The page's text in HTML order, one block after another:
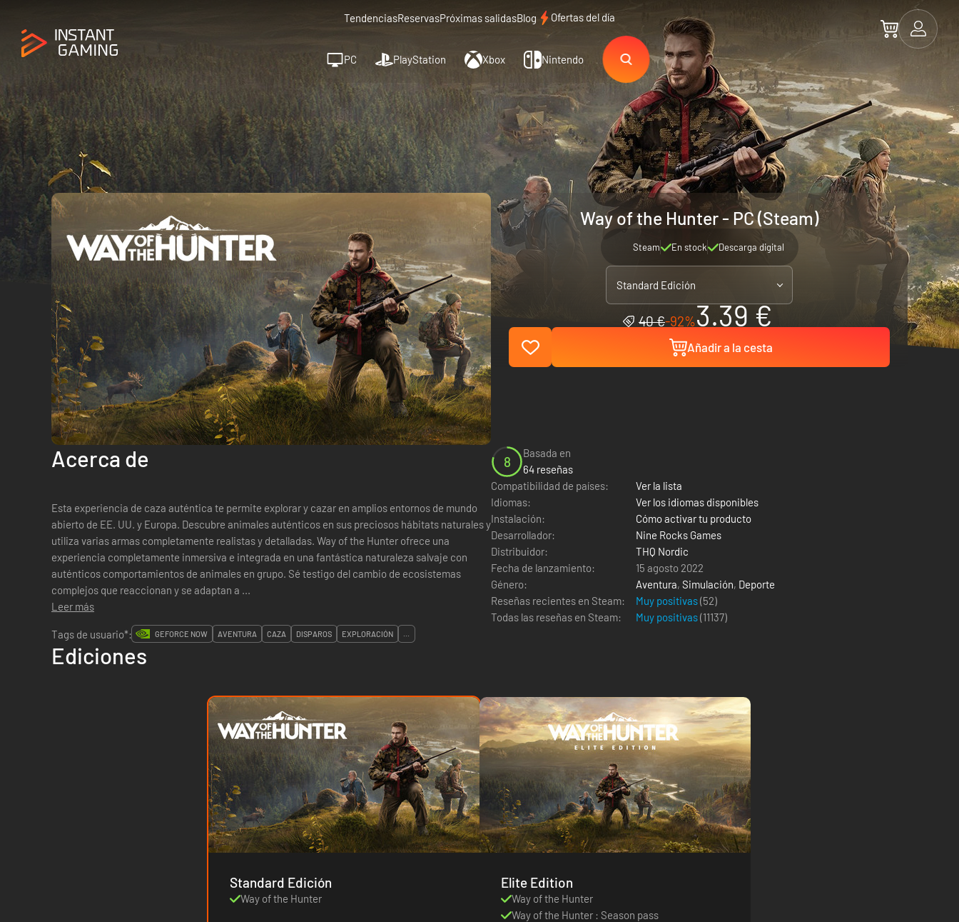
TendenciasReservasPróximas salidasBlog Ofertas del día
PC PlayStation Xbox Nintendo
Way of the Hunter - PC (Steam)
Steam En stock Descarga digital
Standard Edición
40 €-92%3.39 €
Añadir a la cesta
Acerca de
Esta experiencia de caza auténtica te permite explorar y cazar en amplios entornos de mundo
abierto de EE. UU. y Europa. Descubre animales auténticos en sus preciosos hábitats naturales y
utiliza varias armas completamente realistas y detalladas. Way of the Hunter ofrece una
experiencia completamente inmersiva e integrada en una fantástica naturaleza salvaje con
auténticos comportamientos de animales en grupo. Sé testigo del cambio de ecosistemas
complejos que reaccionan y se adaptan a ...
Leer más
8
Basada en
64 reseñas
Compatibilidad de países:
Ver la lista
Idiomas:
Ver los idiomas disponibles
Instalación:
Cómo activar tu producto
Desarrollador:
Nine Rocks Games
Distribuidor:
THQ Nordic
Fecha de lanzamiento:
15 agosto 2022
Género:
Aventura, Simulación, Deporte
Reseñas recientes en Steam:
Muy positivas(52)
Todas las reseñas en Steam:
Muy positivas(11137)
Tags de usuario*:
GEFORCE NOW AVENTURA CAZA DISPAROS EXPLORACIÓN ...
Ediciones
Standard Edición
Way of the Hunter
Elite Edition
Way of the Hunter
Way of the Hunter : Season pass